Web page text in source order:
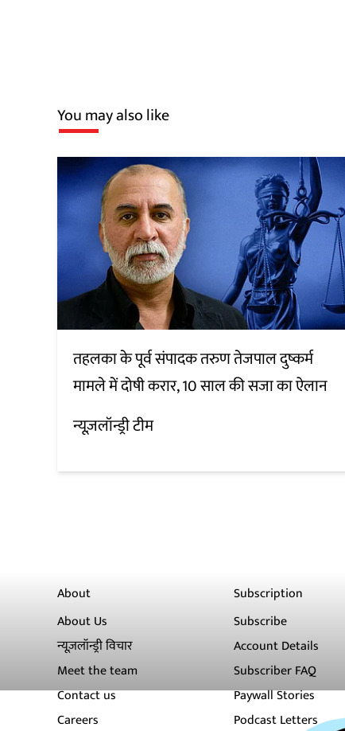
You may also like
तहलका के पूर्व संपादक तरुण तेजपाल दुष्कर्म
मामले में दोषी करार, 10 साल की सजा का ऐलान
न्यूज़लॉन्ड्री टीम
About
About Us
न्यूज़लॉन्ड्री विचार
Meet the team
Contact us
Careers
Subscription
Subscribe
Account Details
Subscriber FAQ
Paywall Stories
Podcast Letters